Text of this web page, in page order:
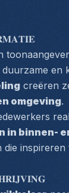
en
creëren
omgeving.
in binnen-
inspireren